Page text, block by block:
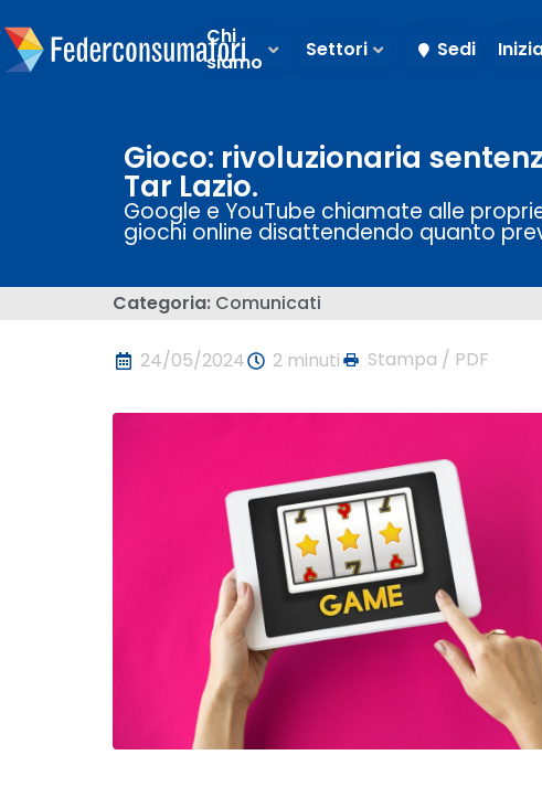
Chi
siamo
Settori Sedi
Gioco: rivoluzionaria
Tar Lazio.
Google e YouTube chiamate alle
giochi online disattendendo quanto
Categoria: Comunicati
24/05/2024 2 minuti Stampa / PDF